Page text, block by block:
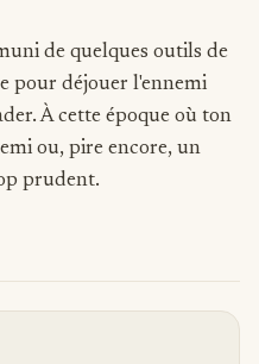
de quelques outils de
pour déjouer l'ennemi
À cette époque où ton
ou, pire encore, un
prudent.